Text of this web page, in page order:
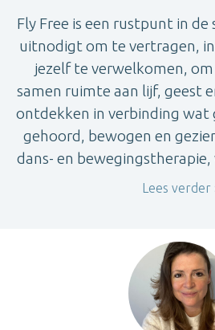
Fly Free is een rustpunt in de
uitnodigt om te vertragen,
jezelf te verwelkomen, om
samen ruimte aan lijf, geest
ontdekken in verbinding wat
gehoord, bewogen en
dans- en bewegingstherapie,
Lees verder